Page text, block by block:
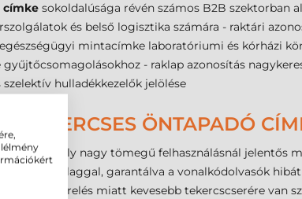
címke sokoldalúsága révén számos B2B szektorban
és belső logisztika számára - raktári
mintacímke laboratóriumi és kórházi
- raklap azonosítás
hulladékkezelők jelölése
TEKERCSES ÖNTAPADÓ
típus, amely nagy tömegű felhasználásnál jelentős
festékszalaggal, garantálva a vonalkódolvasók
kiszerelés miatt kevesebb tekercscserére van